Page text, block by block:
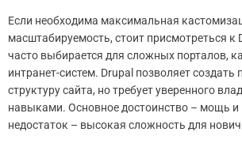
Если необходима максимальная
масштабируемость, стоит присмотреться к
часто выбирается для сложных порталов,
интранет-систем. Drupal позволяет
структуру сайта, но требует уверенного
навыками. Основное достоинство – мощь и
недостаток – высокая сложность для